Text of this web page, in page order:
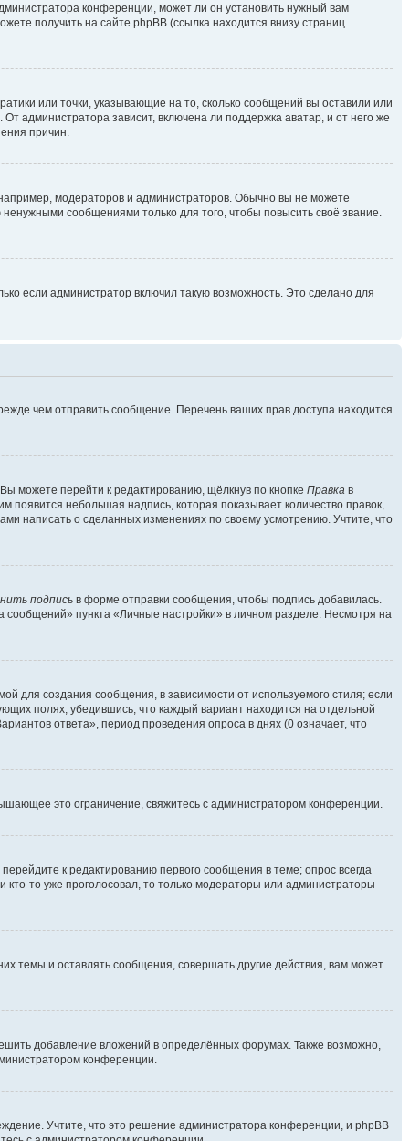
конференции, может ли он установить нужный вам
получить на сайте phpBB (ссылка находится внизу страниц
или точки, указывающие на то, сколько сообщений вы оставили или
администратора зависит, включена ли поддержка аватар, и от него же
причин.
модераторов и администраторов. Обычно вы не можете
сообщениями только для того, чтобы повысить своё звание.
если администратор включил такую возможность. Это сделано для
чем отправить сообщение. Перечень ваших прав доступа находится
можете перейти к редактированию, щёлкнув по кнопке Правка в
появится небольшая надпись, которая показывает количество правок,
написать о сделанных изменениях по своему усмотрению. Учтите, что
подпись в форме отправки сообщения, чтобы подпись добавилась.
пункта «Личные настройки» в личном разделе. Несмотря на
для создания сообщения, в зависимости от используемого стиля; если
полях, убедившись, что каждый вариант находится на отдельной
ответа», период проведения опроса в днях (0 означает, что
это ограничение, свяжитесь с администратором конференции.
к редактированию первого сообщения в теме; опрос всегда
то уже проголосовал, то только модераторы или администраторы
темы и оставлять сообщения, совершать другие действия, вам может
добавление вложений в определённых форумах. Также возможно,
конференции.
Учтите, что это решение администратора конференции, и phpBB